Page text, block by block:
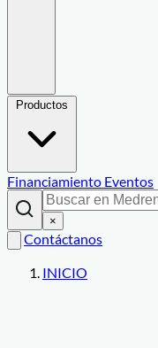
Financiamiento Eventos
×
Contáctanos
INICIO